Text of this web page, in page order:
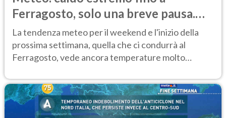
Ferragosto, solo una breve pausa.
Ecco dove
La tendenza meteo per il weekend e l'inizio della
prossima settimana, quella che ci condurrà al
Ferragosto, vede ancora temperature molto